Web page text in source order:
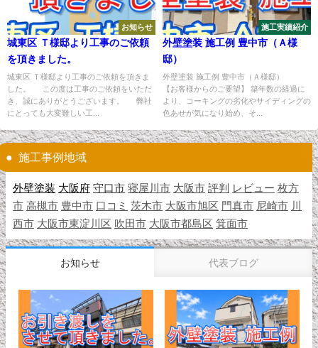
お知らせ
城東区 Ｔ様邸より工事のご依頼
を頂きました。
城東区 Ｔ様邸より工事のご依頼を頂きま
した。 この度は工事のご依頼をいただ
き、誠にありがとうございます。 弊社
にとっても大変難しい工...
施工実績紹介
外壁塗装 施工例 豊中市（Ａ様
邸）
外壁塗装 施工例 豊中市（Ａ様邸）
【お客様からのご要望】 築年数の経過に
より、コーキングの劣化やサイディングの
色あせが気になり始め、そ...
施工事例地域
外壁塗装 大阪府 守口市 寝屋川市 大阪市 評判 レビュー 枚方
市 高槻市 豊中市 口コミ 茨木市 大阪市旭区 門真市 尼崎市 川
西市 大阪市東淀川区 吹田市 大阪市都島区 箕面市
お知らせ 代表ブログ